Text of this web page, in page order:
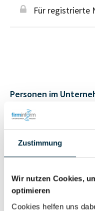
Zustimmung
Wir nutzen Cookies,
optimieren
Cookies helfen uns
Für registrierte
Personen im
Wirtschaftlich
Berechtigter